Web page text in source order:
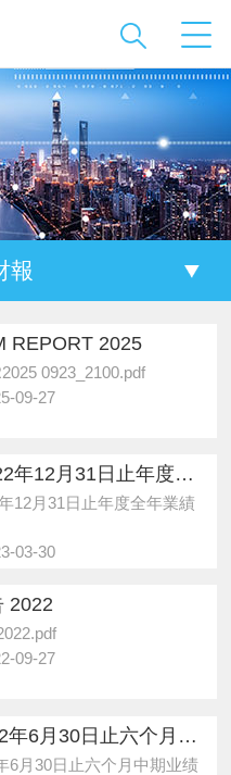
報
REPORT 2025
0923_2100.pdf
09-27
截至 2022年12月31日止年度全年業績公告
12月31日止年度全年業績
03-30
2022
09-27
截至2022年6月30日止六个月中期业绩公告
6月30日止六个月中期业绩